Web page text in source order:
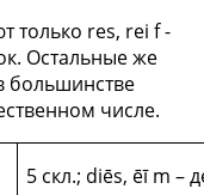
только res, rei f -
Остальные же
большинстве
числе.
5 скл.; diēs, ēīm –